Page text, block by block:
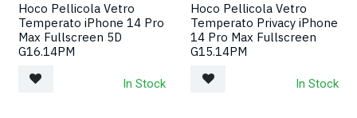
Hoco Pellicola Vetro
Temperato iPhone 14 Pro
Max Fullscreen 5D
G16.14PM
In Stock
Hoco Pellicola Vetro
Temperato Privacy iPhone
14 Pro Max Fullscreen
G15.14PM
In Stock